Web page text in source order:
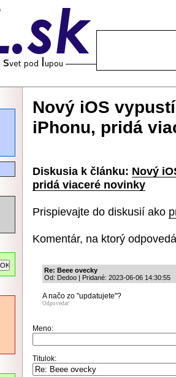
Nový iOS
iPhonu, pridá
Diskusia k článku: Nový
pridá viaceré novinky
Prispievajte do diskusií ako
Komentár, na ktorý
Re: Beee ovecky
Od: Dedoo | Pridané: 2023-06-06 14:30:55
A načo zo "updatujete"?
Odpovedať
Meno:
Titulok: